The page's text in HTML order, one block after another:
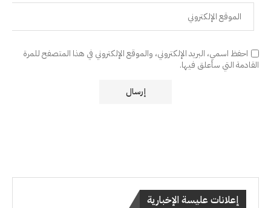
احفظ اسمي، البريد الإلكتروني، والموقع الإلكتروني في هذا المتصفح للمرة
القادمة التي سأعلق فيها.
إعلانات عليسة الإخبارية